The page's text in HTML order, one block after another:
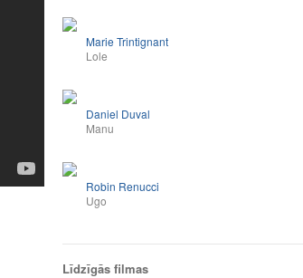
Marie Trintignant
Lole
Daniel Duval
Manu
Robin Renucci
Ugo
Līdzīgās filmas